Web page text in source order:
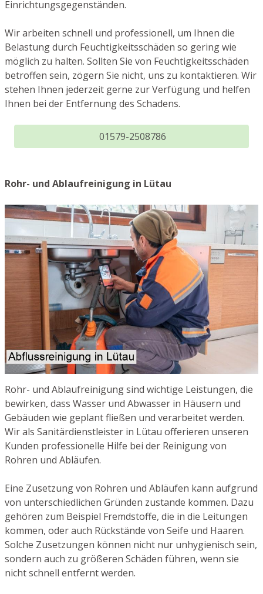
Einrichtungsgegenständen.
Wir arbeiten schnell und professionell, um Ihnen die
Belastung durch Feuchtigkeitsschäden so gering wie
möglich zu halten. Sollten Sie von Feuchtigkeitsschäden
betroffen sein, zögern Sie nicht, uns zu kontaktieren. Wir
stehen Ihnen jederzeit gerne zur Verfügung und helfen
Ihnen bei der Entfernung des Schadens.
01579-2508786
Rohr- und Ablaufreinigung in Lütau
Rohr- und Ablaufreinigung sind wichtige Leistungen, die
bewirken, dass Wasser und Abwasser in Häusern und
Gebäuden wie geplant fließen und verarbeitet werden.
Wir als Sanitärdienstleister in Lütau offerieren unseren
Kunden professionelle Hilfe bei der Reinigung von
Rohren und Abläufen.
Eine Zusetzung von Rohren und Abläufen kann aufgrund
von unterschiedlichen Gründen zustande kommen. Dazu
gehören zum Beispiel Fremdstoffe, die in die Leitungen
kommen, oder auch Rückstände von Seife und Haaren.
Solche Zusetzungen können nicht nur unhygienisch sein,
sondern auch zu größeren Schäden führen, wenn sie
nicht schnell entfernt werden.